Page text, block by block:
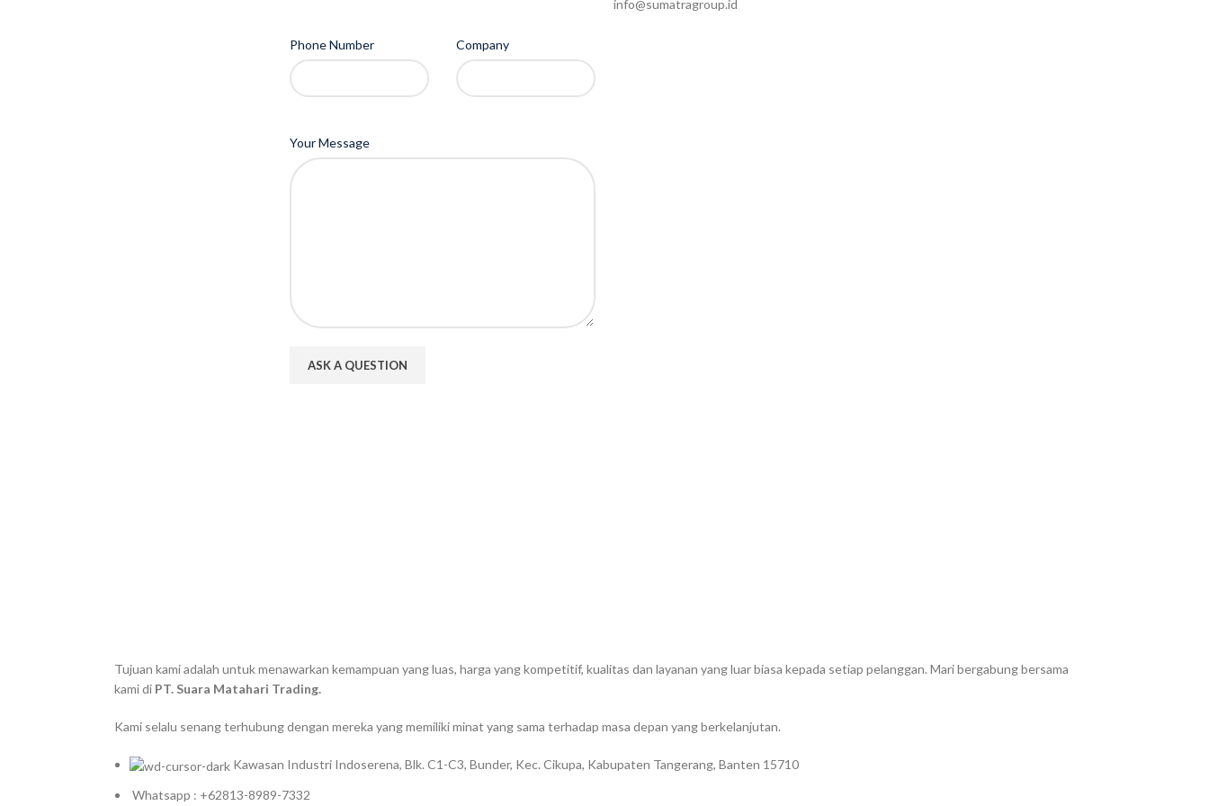
Phone Number Company
Your Message
info@sumatragroup.id
Tujuan kami adalah untuk menawarkan kemampuan yang luas, harga yang kompetitif, kualitas dan layanan yang luar biasa kepada setiap pelanggan. Mari bergabung bersama
kami di PT. Suara Matahari Trading.
Kami selalu senang terhubung dengan mereka yang memiliki minat yang sama terhadap masa depan yang berkelanjutan.
Kawasan Industri Indoserena, Blk. C1-C3, Bunder, Kec. Cikupa, Kabupaten Tangerang, Banten 15710
Whatsapp : +62813-8989-7332